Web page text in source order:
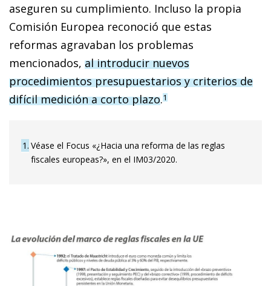
aseguren su cumplimiento. Incluso la propia
Comisión Europea reconoció que estas
reformas agravaban los problemas
mencionados, al introducir nuevos
procedimientos presupuestarios y criterios de
difícil medición a corto plazo.1
1 Véase el Focus «¿Hacia una reforma de las reglas
fiscales europeas?», en el IM03/2020.